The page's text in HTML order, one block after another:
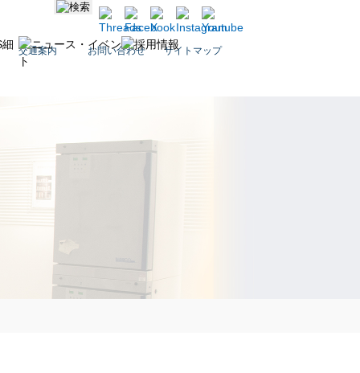
交通案内 お問い合わせ サイトマップ